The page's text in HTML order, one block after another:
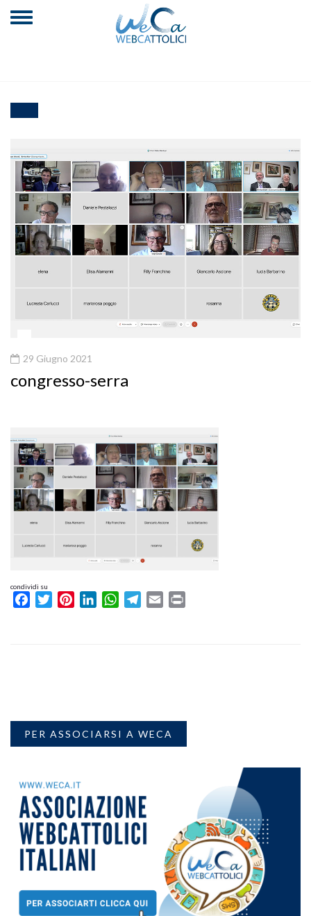
29 Giugno 2021
congresso-serra
condividi su
FacebookTwitterPinterestLinkedInWhatsAppTelegram
Email
PER ASSOCIARSI A WECA